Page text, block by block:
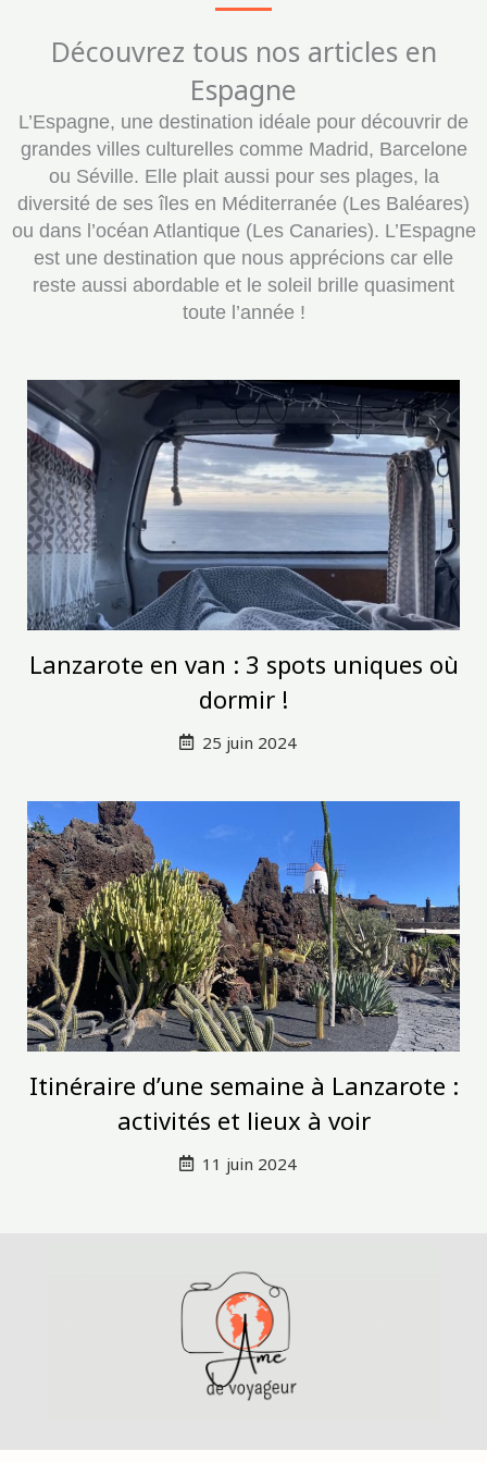
Découvrez tous nos articles en
Espagne
L’Espagne, une destination idéale pour découvrir de
grandes villes culturelles comme Madrid, Barcelone
ou Séville. Elle plait aussi pour ses plages, la
diversité de ses îles en Méditerranée (Les Baléares)
ou dans l’océan Atlantique (Les Canaries). L’Espagne
est une destination que nous apprécions car elle
reste aussi abordable et le soleil brille quasiment
toute l’année !
Lanzarote en van : 3 spots uniques où
dormir !
25 juin 2024
Itinéraire d’une semaine à Lanzarote :
activités et lieux à voir
11 juin 2024